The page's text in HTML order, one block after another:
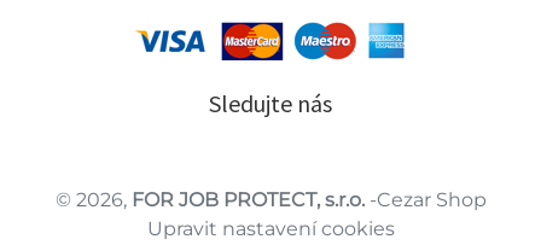
Sledujte nás
© 2026, FOR JOB PROTECT, s.r.o.-Cezar Shop
Upravit nastavení cookies